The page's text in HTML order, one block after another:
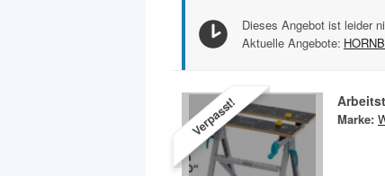
Dieses Angebot ist leider
Aktuelle Angebote:
Verpasst! Marke: